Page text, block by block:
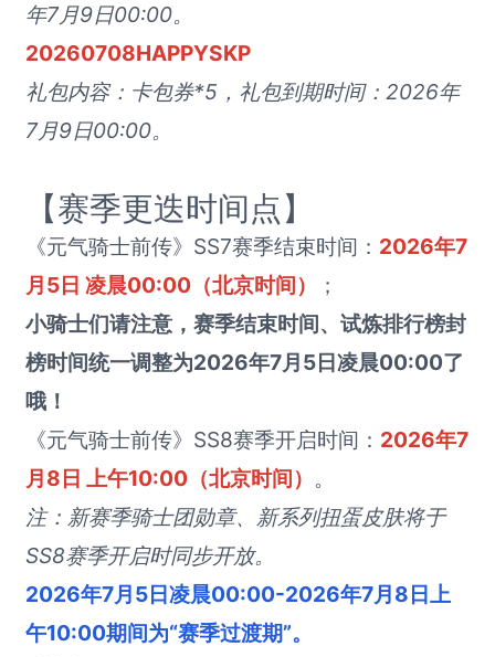
年7月9日00:00。
20260708HAPPYSKP
礼包内容：卡包券*5，礼包到期时间：2026年
7月9日00:00。
【赛季更迭时间点】
《元气骑士前传》SS7赛季结束时间： 2026年7
月5日 凌晨00:00（北京时间）
；
小骑士们请注意，赛季结束时间、试炼排行榜封
榜时间统一调整为2026年7月5日凌晨00:00了
哦！
《元气骑士前传》SS8赛季开启时间： 2026年7
月8日 上午10:00（北京时间） 。
注：新赛季骑士团勋章、新系列扭蛋皮肤将于
SS8赛季开启时同步开放。
2026年7月5日凌晨00:00-2026年7月8日上
午10:00期间为“赛季过渡期”。